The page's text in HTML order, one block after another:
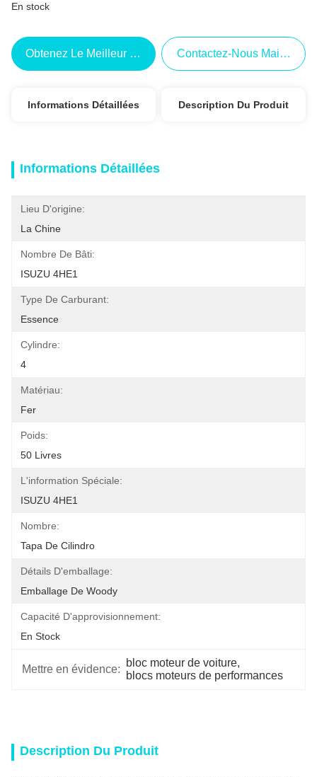
En stock
Obtenez Le Meilleur Prix Contactez-Nous Maintenant
Informations Détaillées Description Du Produit
Informations Détaillées
Lieu D'origine:
La Chine
Nombre De Bâti:
ISUZU 4HE1
Type De Carburant:
Essence
Cylindre:
4
Matériau:
Fer
Poids:
50 Livres
L'information Spéciale:
ISUZU 4HE1
Nombre:
Tapa De Cilindro
Détails D'emballage:
Emballage De Woody
Capacité D'approvisionnement:
En Stock
Mettre en évidence:
bloc moteur de voiture,
blocs moteurs de performances
Description Du Produit